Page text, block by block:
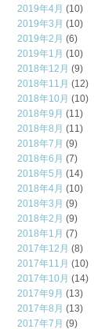
2019年4月 (10)
2019年3月 (10)
2019年2月 (6)
2019年1月 (10)
2018年12月 (9)
2018年11月 (12)
2018年10月 (10)
2018年9月 (11)
2018年8月 (11)
2018年7月 (9)
2018年6月 (7)
2018年5月 (14)
2018年4月 (10)
2018年3月 (9)
2018年2月 (9)
2018年1月 (7)
2017年12月 (8)
2017年11月 (10)
2017年10月 (14)
2017年9月 (13)
2017年8月 (13)
2017年7月 (9)